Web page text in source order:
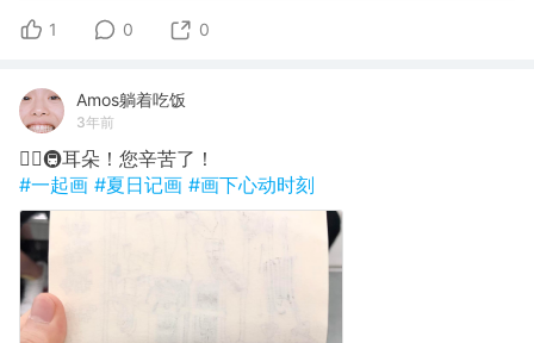
1 0 0
Amos躺着吃饭
3年前
✍🏽🚇耳朵！您辛苦了！
#一起画 #夏日记画 #画下心动时刻